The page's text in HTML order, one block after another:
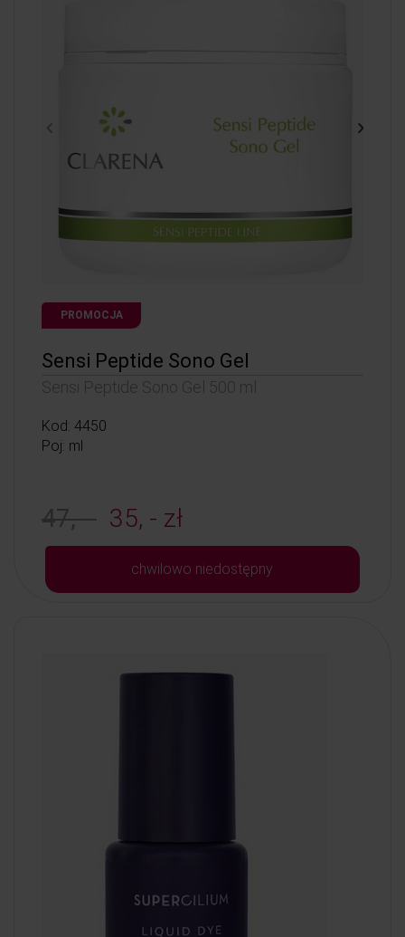
PROMOCJA
Sensi Peptide Sono Gel
Sensi Peptide Sono Gel 500 ml
Kod: 4450
Poj: ml
47, - 35, - zł
chwilowo niedostępny